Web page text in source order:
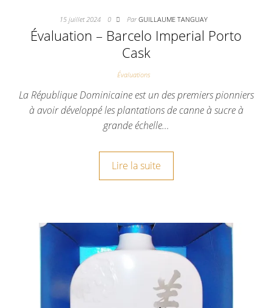
15 juillet 2024 0 ParGUILLAUME TANGUAY
Évaluation – Barcelo Imperial Porto
Cask
Évaluations
La République Dominicaine est un des premiers pionniers
à avoir développé les plantations de canne à sucre à
grande échelle…
Lire la suite